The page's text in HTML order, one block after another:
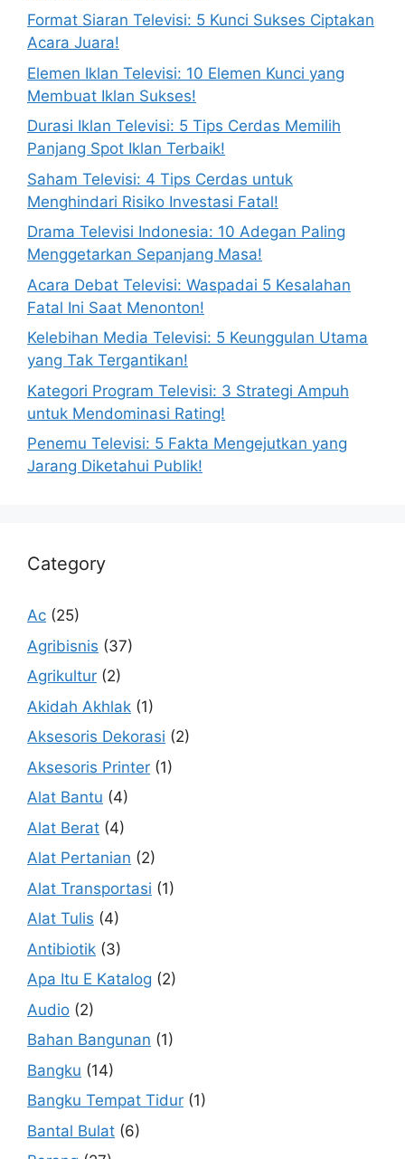
Format Siaran Televisi: 5 Kunci Sukses Ciptakan
Acara Juara!
Elemen Iklan Televisi: 10 Elemen Kunci yang
Membuat Iklan Sukses!
Durasi Iklan Televisi: 5 Tips Cerdas Memilih
Panjang Spot Iklan Terbaik!
Saham Televisi: 4 Tips Cerdas untuk
Menghindari Risiko Investasi Fatal!
Drama Televisi Indonesia: 10 Adegan Paling
Menggetarkan Sepanjang Masa!
Acara Debat Televisi: Waspadai 5 Kesalahan
Fatal Ini Saat Menonton!
Kelebihan Media Televisi: 5 Keunggulan Utama
yang Tak Tergantikan!
Kategori Program Televisi: 3 Strategi Ampuh
untuk Mendominasi Rating!
Penemu Televisi: 5 Fakta Mengejutkan yang
Jarang Diketahui Publik!
Category
Ac (25)
Agribisnis (37)
Agrikultur (2)
Akidah Akhlak (1)
Aksesoris Dekorasi (2)
Aksesoris Printer (1)
Alat Bantu (4)
Alat Berat (4)
Alat Pertanian (2)
Alat Transportasi (1)
Alat Tulis (4)
Antibiotik (3)
Apa Itu E Katalog (2)
Audio (2)
Bahan Bangunan (1)
Bangku (14)
Bangku Tempat Tidur (1)
Bantal Bulat (6)